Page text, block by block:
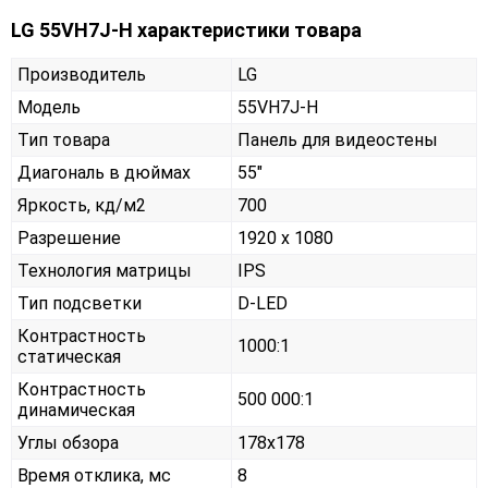
LG 55VH7J-H характеристики товара
Производитель
LG
Модель
55VH7J-H
Тип товара
Панель для видеостены
Диагональ в дюймах
55"
Яркость, кд/м2
700
Разрешение
1920 x 1080
Технология матрицы
IPS
Тип подсветки
D-LED
Контрастность
статическая
1000:1
Контрастность
динамическая
500 000:1
Углы обзора
178x178
Время отклика, мс
8